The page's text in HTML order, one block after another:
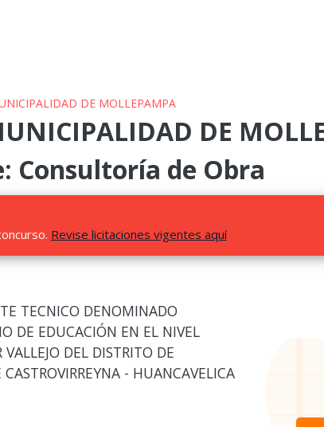
DE MOLLEPAMPA
DE
Consultoría de Obra
Revise licitaciones vigentes aquí
TECNICO DENOMINADO
DE EDUCACIÓN EN EL NIVEL
DEL DISTRITO DE
- HUANCAVELICA